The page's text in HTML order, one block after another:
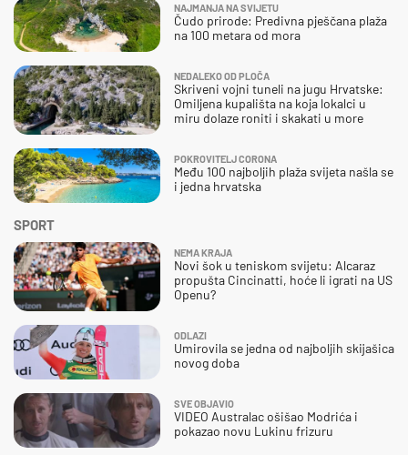
SPORT
NEMA KRAJA
Novi šok u teniskom svijetu: Alcaraz
propušta Cincinatti, hoće li igrati na US
Openu?
ODLAZI
Umirovila se jedna od najboljih skijašica
novog doba
SVE OBJAVIO
VIDEO Australac ošišao Modrića i
pokazao novu Lukinu frizuru
NAJMANJA NA SVIJETU
Čudo prirode: Predivna pješčana plaža
na 100 metara od mora
NEDALEKO OD PLOČA
Skriveni vojni tuneli na jugu Hrvatske:
Omiljena kupališta na koja lokalci u
miru dolaze roniti i skakati u more
POKROVITELJ CORONA
Među 100 najboljih plaža svijeta našla se
i jedna hrvatska